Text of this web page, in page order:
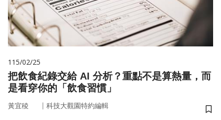
115/02/25
把飲食紀錄交給 AI 分析？重點不是算熱量，而
是看穿你的「飲食習慣」
黃宜稜 ｜ 科技大觀園特約編輯
儲